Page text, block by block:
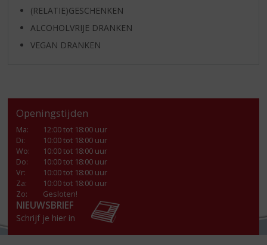
(RELATIE)GESCHENKEN
ALCOHOLVRIJE DRANKEN
VEGAN DRANKEN
Openingstijden
Ma:
12:00 tot 18:00 uur
Di:
10:00 tot 18:00 uur
Wo:
10:00 tot 18:00 uur
Do:
10:00 tot 18:00 uur
Vr:
10:00 tot 18:00 uur
Za:
10:00 tot 18:00 uur
Zo:
Gesloten!
NIEUWSBRIEF
Schrijf je hier in